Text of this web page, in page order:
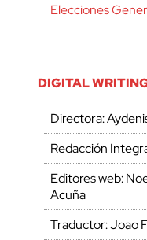
Elecciones
DIGITAL
Directora:
Redacción
Editores web:
Acuña
Traductor: Joao